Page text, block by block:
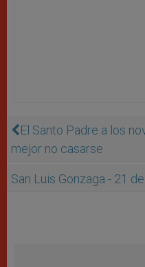
El Santo Padre a los
mejor no casarse
San Luis Gonzaga - 21